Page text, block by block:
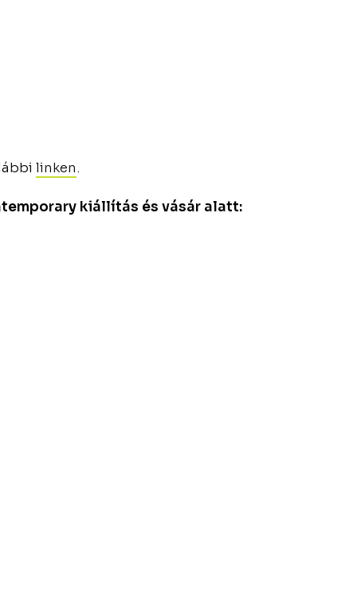
linken.
kiállítás és vásár alatt: